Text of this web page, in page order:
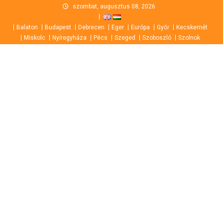
content
szombat, augusztus 08, 2026
Balaton Budapest Debrecen Eger Európa Győr
Kecskemét
Miskolc
Nyíregyháza Pécs Szeged Szoboszló Szolnok